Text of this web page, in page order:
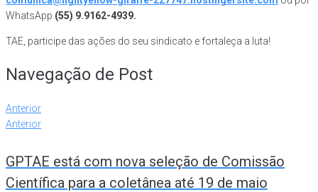
WhatsApp (55) 9.9162-4939.
TAE, participe das ações do seu sindicato e fortaleça a luta!
Navegação de Post
Anterior
Anterior
GPTAE está com nova seleção de Comissão
Científica para a coletânea até 19 de maio